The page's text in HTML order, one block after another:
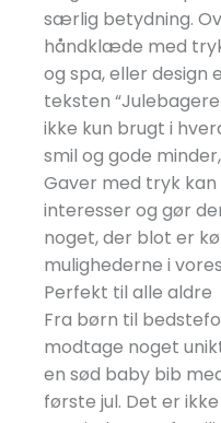
særlig betydning.
håndklæde med
og spa, eller
teksten
ikke kun brugt i
smil og gode
Gaver med tryk
interesser og gør
noget, der blot er
mulighederne i vores
Perfekt til alle aldre
Fra børn til
modtage noget
en sød baby bib
første jul. Det er